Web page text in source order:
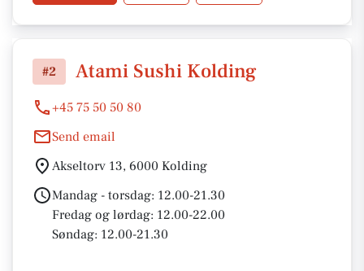
#2 Atami Sushi Kolding
+45 75 50 50 80
Send email
Akseltorv 13, 6000 Kolding
Mandag - torsdag: 12.00-21.30
Fredag og lørdag: 12.00-22.00
Søndag: 12.00-21.30